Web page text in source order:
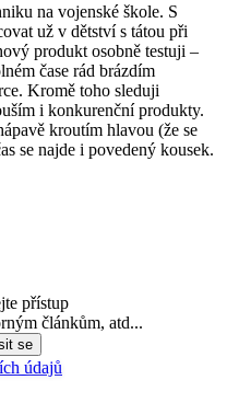
​​na vojenské škole. S
už v dětství s tátou při
produkt osobně testuji –
čase rád brázdím
Kromě toho sleduji
i konkurenční produkty.
kroutím hlavou (že se
se najde i povedený kousek.
přístup
článkům, atd...
údajů